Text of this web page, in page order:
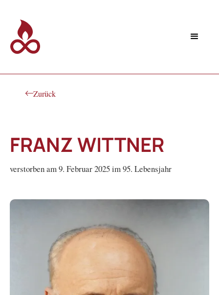
Zurück
FRANZ WITTNER
verstorben am 9. Februar 2025 im 95. Lebensjahr